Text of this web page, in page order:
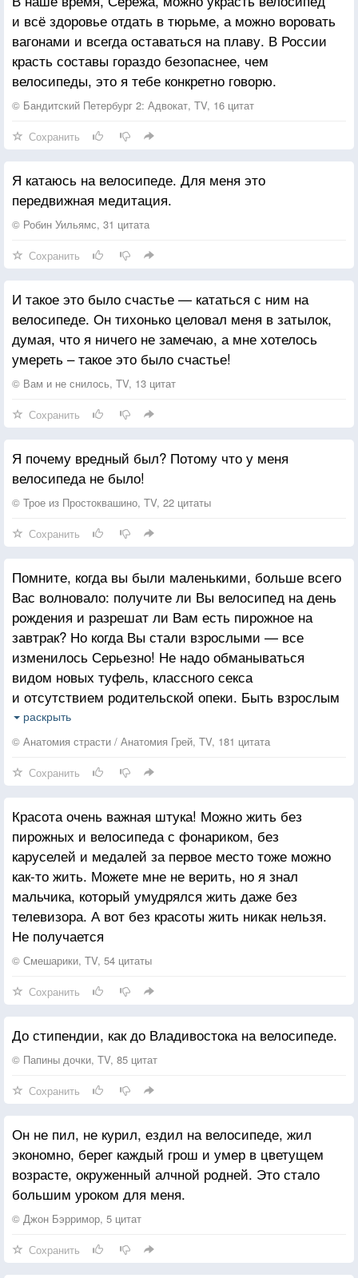
Изобретаешь новый велосипед,
Знак ДНК расплетаешь на две кривых.
Хочешь Кому-то отдать, но берешь себе -
Поздно. Уже привык.
и всё здоровье отдать в тюрьме, а можно воровать
вагонами и всегда оставаться на плаву. В России
красть составы гораздо безопаснее, чем
велосипеды, это я тебе конкретно говорю.
© Бандитский Петербург 2: Адвокат, TV, 16 цитат
Сохранить
Я катаюсь на велосипеде. Для меня это
передвижная медитация.
© Робин Уильямс, 31 цитата
Сохранить
И такое это было счастье — кататься с ним на
велосипеде. Он тихонько целовал меня в затылок,
думая, что я ничего не замечаю, а мне хотелось
умереть – такое это было счастье!
© Вам и не снилось, TV, 13 цитат
Сохранить
Я почему вредный был? Потому что у меня
велосипеда не было!
© Трое из Простоквашино, TV, 22 цитаты
Сохранить
Помните, когда вы были маленькими, больше всего
Вас волновало: получите ли Вы велосипед на день
рождения и разрешат ли Вам есть пирожное на
завтрак? Но когда Вы стали взрослыми — все
изменилось Серьезно! Не надо обманываться
видом новых туфель, классного секса
и отсутствием родительской опеки. Быть взрослым
— значит быть ответственным. Ответственность —
это ужасно. Все очень плохо. Взрослым надо
зарабатывать деньги, платить за квартиру, а если
Вы — хирург, который держит в руках человеческое
сердце — привет, вот она ответственность!
Велосипед и пирожные просто цветочки, не так ли?
А хуже всего, когда ошибешься, а сделать уже
ничего не можешь
Мы взрослые. Когда это произошло? Как это
прекратить?
Ответственность — это ужасно!
К сожалению, детство и юность слишком быстро
избежать. Либо мы с ней сталкиваемся, либо
переживаем последствия. И все же, во взрослой
жизни есть свои прелести: я про туфли, секс,
отсутствие родительской опеки — это так здорово!
раскрыть
© Анатомия страсти / Анатомия Грей, TV, 181 цитата
Сохранить
Красота очень важная штука! Можно жить без
пирожных и велосипеда с фонариком, без
каруселей и медалей за первое место тоже можно
как-то жить. Можете мне не верить, но я знал
мальчика, который умудрялся жить даже без
телевизора. А вот без красоты жить никак нельзя.
Не получается
© Смешарики, TV, 54 цитаты
Сохранить
До стипендии, как до Владивостока на велосипеде.
© Папины дочки, TV, 85 цитат
Сохранить
Он не пил, не курил, ездил на велосипеде, жил
экономно, берег каждый грош и умер в цветущем
возрасте, окруженный алчной родней. Это стало
большим уроком для меня.
© Джон Бэрримор, 5 цитат
Сохранить